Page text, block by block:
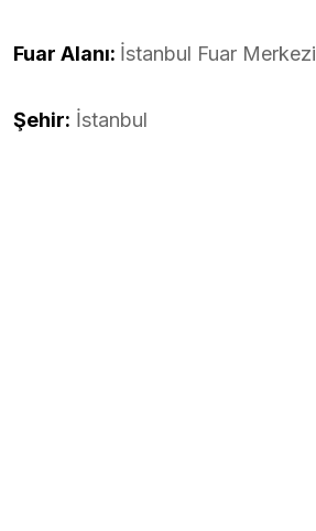
Fuar Alanı: İstanbul Fuar Merkezi
Şehir: İstanbul